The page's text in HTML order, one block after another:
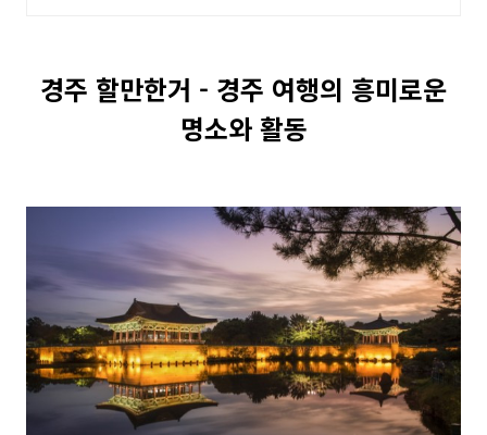
경주 할만한거 - 경주 여행의 흥미로운
명소와 활동